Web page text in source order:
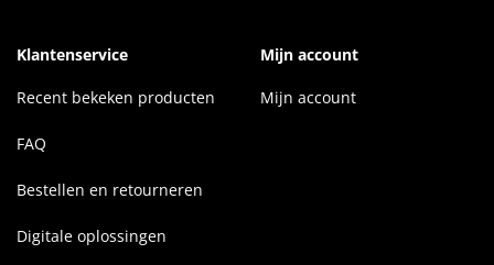
Klantenservice
Recent bekeken producten
FAQ
Bestellen en retourneren
Digitale oplossingen
Mijn account
Mijn account